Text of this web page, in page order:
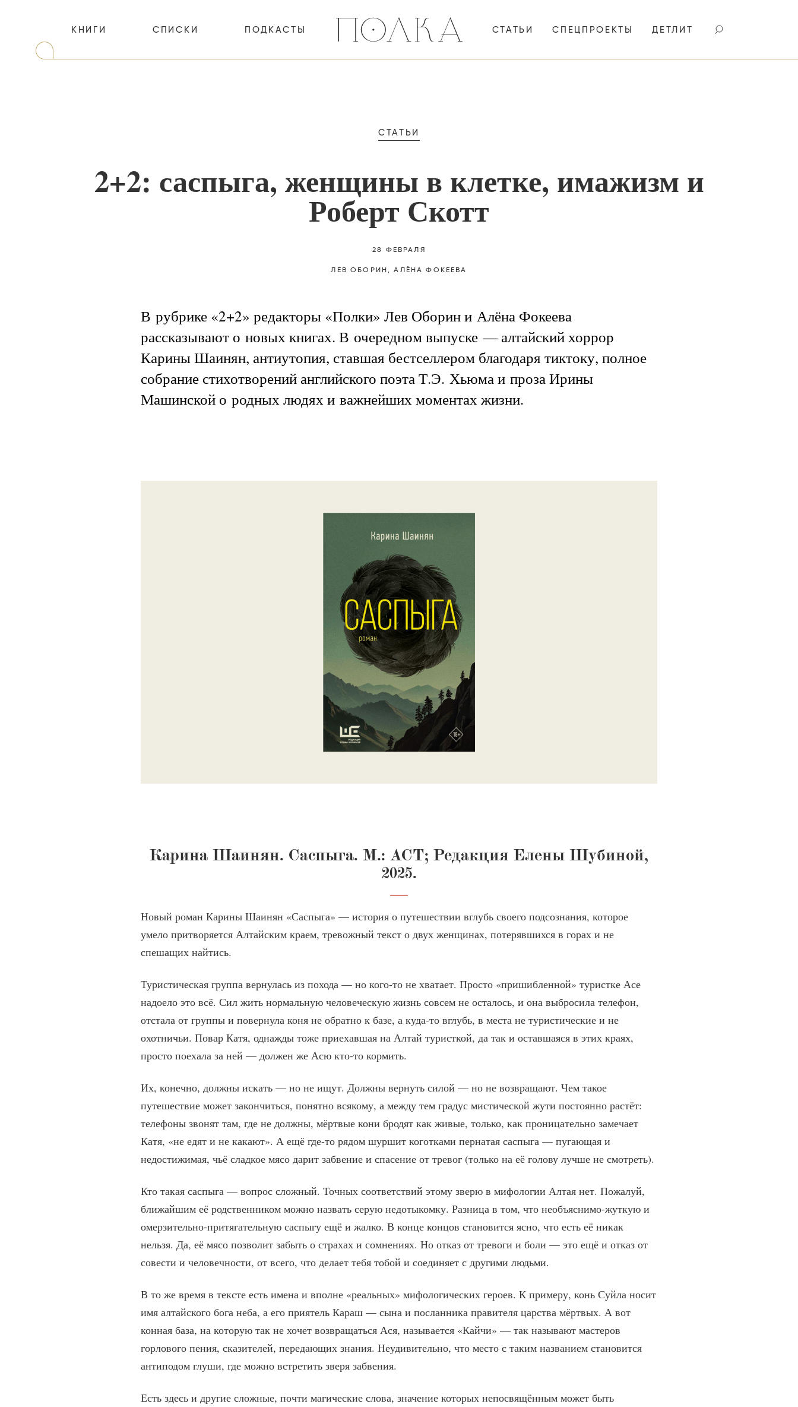
КНИГИ СПИСКИ ПОДКАСТЫ СТАТЬИ СПЕЦПРОЕКТЫ ДЕТЛИТ
СТАТЬИ
2+2: саспыга, женщины в клетке, имажизм и
Роберт Скотт
28 ФЕВРАЛЯ
ЛЕВ ОБОРИН, АЛЁНА ФОКЕЕВА
В рубрике «2+2» редакторы «Полки» Лев Оборин и Алёна Фокеева
рассказывают о новых книгах. В очередном выпуске — алтайский хоррор
Карины Шаинян, антиутопия, ставшая бестселлером благодаря тиктоку, полное
собрание стихотворений английского поэта Т.Э. Хьюма и проза Ирины
Машинской о родных людях и важнейших моментах жизни.
Карина Шаинян. Саспыга. М.: АСТ; Редакция Елены Шубиной,
2025.
Новый роман Карины Шаинян «Саспыга» — история о путешествии вглубь своего подсознания, которое
умело притворяется Алтайским краем, тревожный текст о двух женщинах, потерявшихся в горах и не
спешащих найтись.
Туристическая группа вернулась из похода — но кого-то не хватает. Просто «пришибленной» туристке Асе
надоело это всё. Сил жить нормальную человеческую жизнь совсем не осталось, и она выбросила телефон,
отстала от группы и повернула коня не обратно к базе, а куда-то вглубь, в места не туристические и не
охотничьи. Повар Катя, однажды тоже приехавшая на Алтай туристкой, да так и оставшаяся в этих краях,
просто поехала за ней — должен же Асю кто-то кормить.
Их, конечно, должны искать — но не ищут. Должны вернуть силой — но не возвращают. Чем такое
путешествие может закончиться, понятно всякому, а между тем градус мистической жути постоянно растёт:
телефоны звонят там, где не должны, мёртвые кони бродят как живые, только, как проницательно замечает
Катя, «не едят и не какают». А ещё где-то рядом шуршит коготками пернатая саспыга — пугающая и
недостижимая, чьё сладкое мясо дарит забвение и спасение от тревог (только на её голову лучше не смотреть).
Кто такая саспыга — вопрос сложный. Точных соответствий этому зверю в мифологии Алтая нет. Пожалуй,
ближайшим её родственником можно назвать серую недотыкомку. Разница в том, что необъяснимо-жуткую и
омерзительно-притягательную саспыгу ещё и жалко. В конце концов становится ясно, что есть её никак
нельзя. Да, её мясо позволит забыть о страхах и сомнениях. Но отказ от тревоги и боли — это ещё и отказ от
совести и человечности, от всего, что делает тебя тобой и соединяет с другими людьми.
В то же время в тексте есть имена и вполне «реальных» мифологических героев. К примеру, конь Суйла носит
имя алтайского бога неба, а его приятель Караш — сына и посланника правителя царства мёртвых. А вот
конная база, на которую так не хочет возвращаться Ася, называется «Кайчи» — так называют мастеров
горлового пения, сказителей, передающих знания. Неудивительно, что место с таким названием становится
антиподом глуши, где можно встретить зверя забвения.
Есть здесь и другие сложные, почти магические слова, значение которых непосвящённым может быть